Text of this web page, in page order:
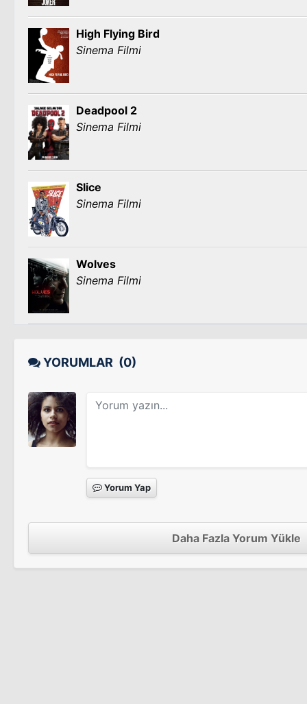
High Flying Bird
Sinema Filmi
Deadpool 2
Sinema Filmi
Slice
Sinema Filmi
Wolves
Sinema Filmi
YORUMLAR (0)
Yorum Yap
Daha Fazla Yorum Yükle